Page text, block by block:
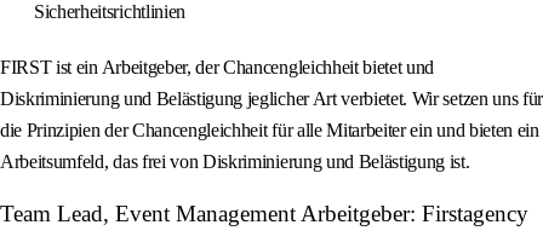
Sicherheitsrichtlinien
FIRST ist ein Arbeitgeber, der Chancengleichheit bietet und
Diskriminierung und Belästigung jeglicher Art verbietet. Wir setzen uns für
die Prinzipien der Chancengleichheit für alle Mitarbeiter ein und bieten ein
Arbeitsumfeld, das frei von Diskriminierung und Belästigung ist.
Team Lead, Event Management Arbeitgeber: Firstagency